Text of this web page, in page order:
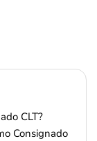
CLT?
Consignado